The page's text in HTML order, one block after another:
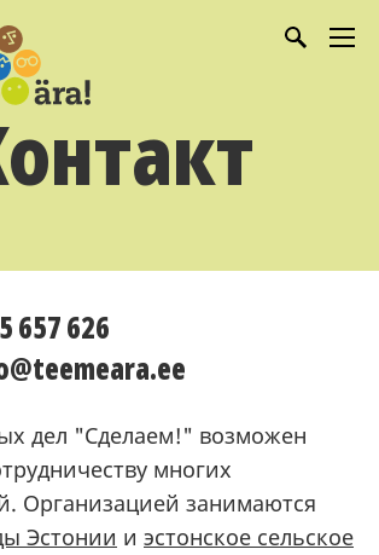
657 626
дел "Сделаем!" возможен
многих
Организацией занимаются
Эстонии и эстонское сельское